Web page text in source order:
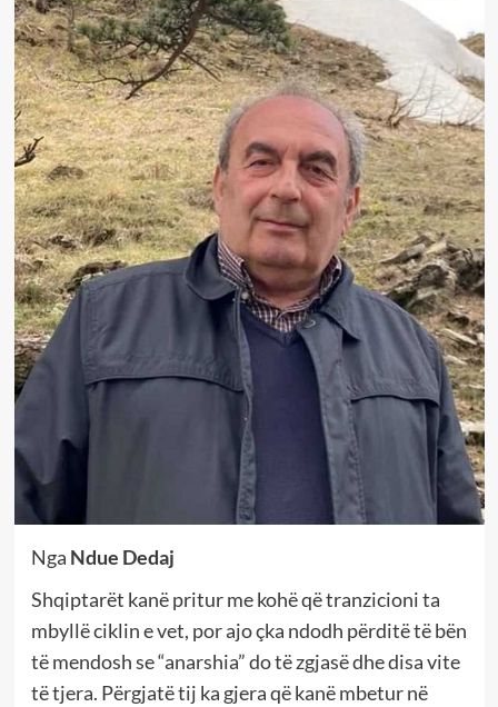
Nga Ndue Dedaj
Shqiptarët kanë pritur me kohë që tranzicioni ta
mbyllë ciklin e vet, por ajo çka ndodh përditë të bën
të mendosh se “anarshia” do të zgjasë dhe disa vite
të tjera. Përgjatë tij ka gjera që kanë mbetur në